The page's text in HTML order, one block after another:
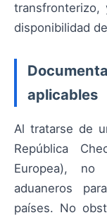
disponibilidad
aplicables
Al tratarse de
República
Europea), no
aduaneros
países. No